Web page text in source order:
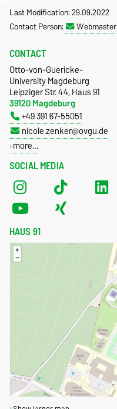
Last Modification: 29.09.2022
Contact Person:
Webmaster
SOCIAL MEDIA
CONTACT
Otto-von-Guericke-
University Magdeburg
Leipziger Str. 44, Haus 91
39120 Magdeburg
+49 391 67-55051
nicole.zenker@ovgu.de
more…
HAUS 91